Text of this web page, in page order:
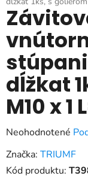
dĺžkat
M10 x 1
Priemerné
hodnotenie
produktu
Neohodnotené
Značka: TRIUMF
Kód produktu: